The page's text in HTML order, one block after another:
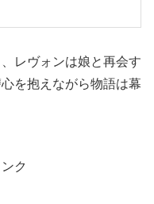
レヴォンは娘と再会す
を抱えながら物語は幕
ク